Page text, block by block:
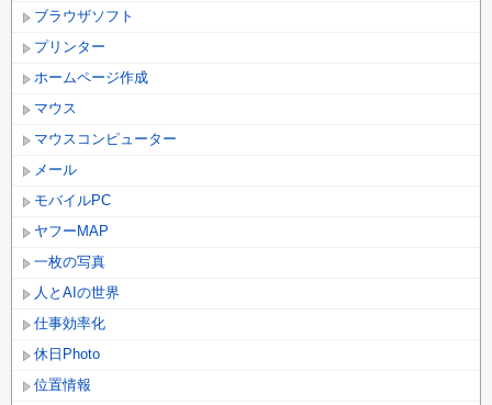
ブラウザソフト
プリンター
ホームページ作成
マウス
マウスコンピューター
メール
モバイルPC
ヤフーMAP
一枚の写真
人とAIの世界
仕事効率化
休日Photo
位置情報